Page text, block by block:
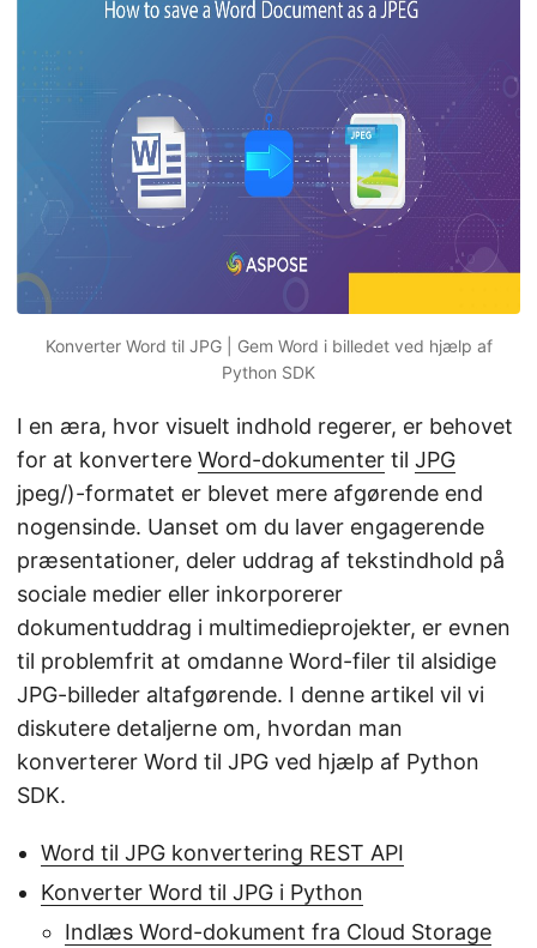
Konverter Word til JPG | Gem Word i billedet ved hjælp af
Python SDK
I en æra, hvor visuelt indhold regerer, er behovet
for at konvertere Word-dokumenter til JPG
jpeg/)-formatet er blevet mere afgørende end
nogensinde. Uanset om du laver engagerende
præsentationer, deler uddrag af tekstindhold på
sociale medier eller inkorporerer
dokumentuddrag i multimedieprojekter, er evnen
til problemfrit at omdanne Word-filer til alsidige
JPG-billeder altafgørende. I denne artikel vil vi
diskutere detaljerne om, hvordan man
konverterer Word til JPG ved hjælp af Python
SDK.
Word til JPG konvertering REST API
Konverter Word til JPG i Python
Indlæs Word-dokument fra Cloud Storage